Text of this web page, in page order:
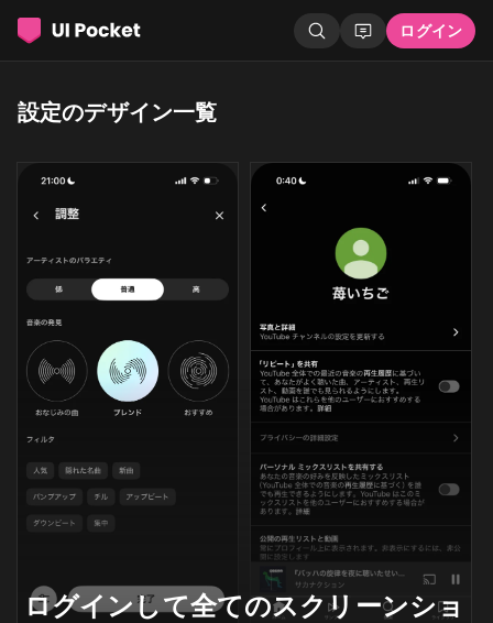
ログイン
設定のデザイン一覧
ログインして全てのスクリーンショ